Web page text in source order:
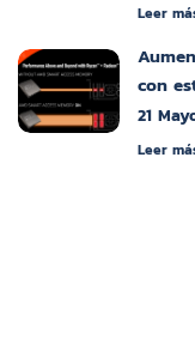
Leer
con
21
Leer